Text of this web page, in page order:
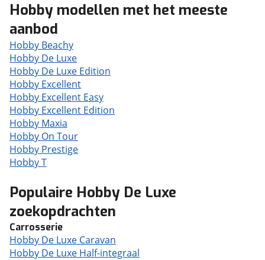
Hobby modellen met het meeste
aanbod
Hobby Beachy
Hobby De Luxe
Hobby De Luxe Edition
Hobby Excellent
Hobby Excellent Easy
Hobby Excellent Edition
Hobby Maxia
Hobby On Tour
Hobby Prestige
Hobby T
Populaire Hobby De Luxe
zoekopdrachten
Carrosserie
Hobby De Luxe Caravan
Hobby De Luxe Half-integraal